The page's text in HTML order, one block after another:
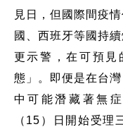
見日，但國際間疫
國、西班牙等國持
更示警，在可預見
態」。即便是在台
中可能潛藏著無
（15）日開始受理